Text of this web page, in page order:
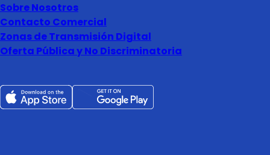
Sobre Nosotros
Contacto Comercial
Zonas de Transmisión Digital
Oferta Pública y No Discriminatoria